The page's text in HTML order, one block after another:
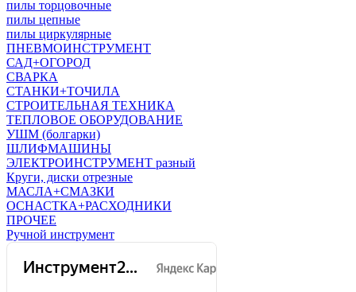
пилы торцовочные
пилы цепные
пилы циркулярные
ПНЕВМОИНСТРУМЕНТ
САД+ОГОРОД
СВАРКА
СТАНКИ+ТОЧИЛА
СТРОИТЕЛЬНАЯ ТЕХНИКА
ТЕПЛОВОЕ ОБОРУДОВАНИЕ
УШМ (болгарки)
ШЛИФМАШИНЫ
ЭЛЕКТРОИНСТРУМЕНТ разный
Круги, диски отрезные
МАСЛА+СМАЗКИ
ОСНАСТКА+РАСХОДНИКИ
ПРОЧЕЕ
Ручной инструмент